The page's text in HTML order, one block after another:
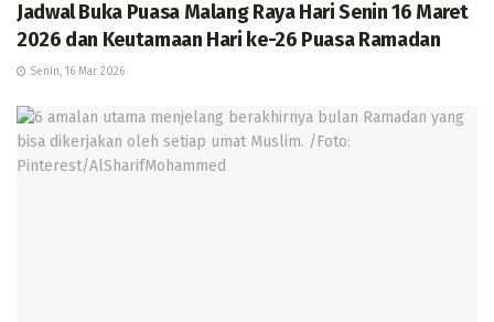
Jadwal Buka Puasa Malang Raya Hari Senin 16 Maret
2026 dan Keutamaan Hari ke-26 Puasa Ramadan
Senin, 16 Mar 2026